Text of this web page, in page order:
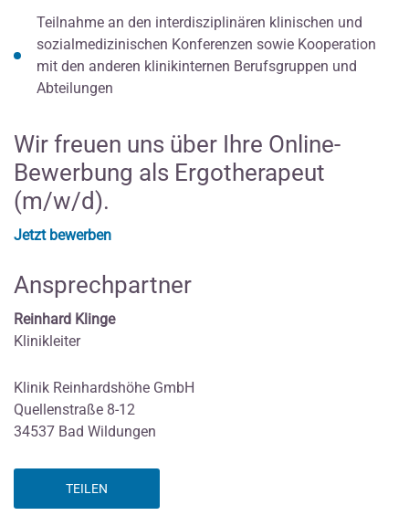
Teilnahme an den interdisziplinären klinischen und
sozialmedizinischen Konferenzen sowie Kooperation
mit den anderen klinikinternen Berufsgruppen und
Abteilungen
Wir freuen uns über Ihre Online-
Bewerbung als Ergotherapeut
(m/w/d).
Jetzt bewerben
Ansprechpartner
Reinhard Klinge
Klinikleiter
Klinik Reinhardshöhe GmbH
Quellenstraße 8-12
34537 Bad Wildungen
TEILEN